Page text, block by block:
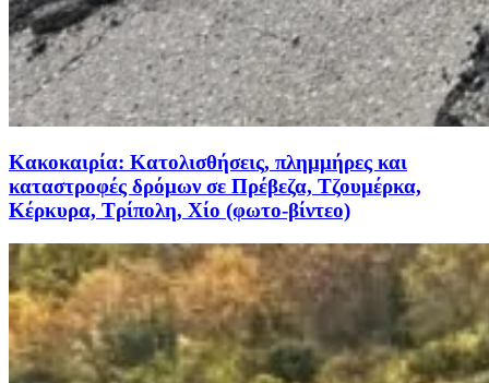
Κακοκαιρία: Κατολισθήσεις, πλημμήρες και
καταστροφές δρόμων σε Πρέβεζα, Τζουμέρκα,
Κέρκυρα, Τρίπολη, Χίο (φωτο-βίντεο)